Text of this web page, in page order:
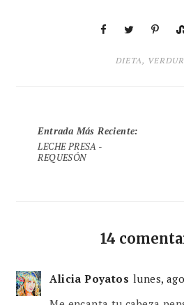
DIETA,
Entrada Más Reciente:
LECHE PRESA -
REQUESÓN
14
Alicia Poyatos lunes,